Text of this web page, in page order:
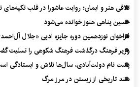
تلاقی هنر و ایمان؛ روایت عاشورا در قلب تکیه‌های
حسین پناهی هنوز خوانده می‌شود
فراخوان نوزدهمین دوره جایزه ادبی «جلال
وزیر فرهنگ درگذشت فرهنگ شکوهی را تسلیت
پشت نام دولت‌آبادی، سال‌ها تلاش و ایستادگی
سند تاریخی از زیستن در مرز مرگ